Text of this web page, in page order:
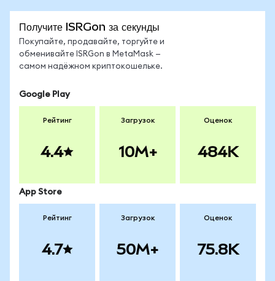
Получите ISRGon за секунды
Покупайте, продавайте, торгуйте и
обменивайте ISRGon в MetaMask —
самом надёжном криптокошельке.
Google Play
Рейтинг
4.4
Загрузок
10M+
Оценок
484K
App Store
Рейтинг
4.7
Загрузок
50M+
Оценок
75.8K